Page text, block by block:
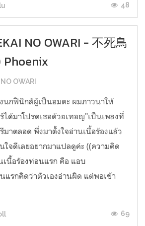
48
NO OWARI - 不死鳥
Phoenix
OWARI
นกฟินิกส์ผู้เป็นอมตะ ผมภาวนาให้
ด้มาโปรดเธอด้วยเทอญ"เป็นเพลงที่
าตลอด พึ่งมาตั้งใจอ่านเนื้อร้องแล้ว
ใจดีเลยอยากมาแปลดูค่ะ ((ความคิด
นื้อร้องท่อนแรก คือ แอบ
แรกคิดว่าตัวเองอ่านผิด แต่พอเข้า
69